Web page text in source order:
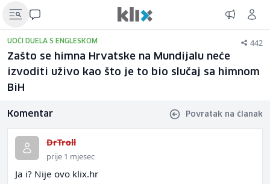
UOČI DUELA S ENGLESKOM 442
Zašto se himna Hrvatske na Mundijalu neće
izvoditi uživo kao što je to bio slučaj sa himnom
BiH
Komentar Povratak na članak
DrTroll
prije 1 mjesec
Ja i? Nije ovo klix.hr